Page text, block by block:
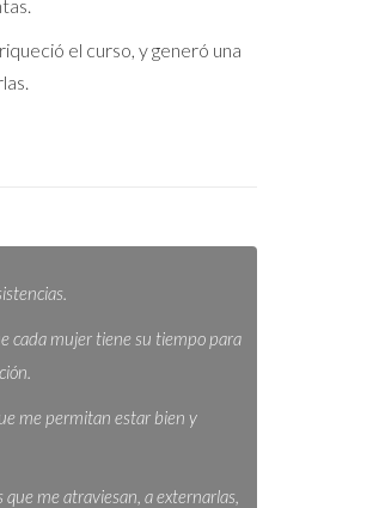
el curso, y generó una
cada mujer tiene su tiempo para
me permitan estar bien y
me atraviesan, a externarlas,